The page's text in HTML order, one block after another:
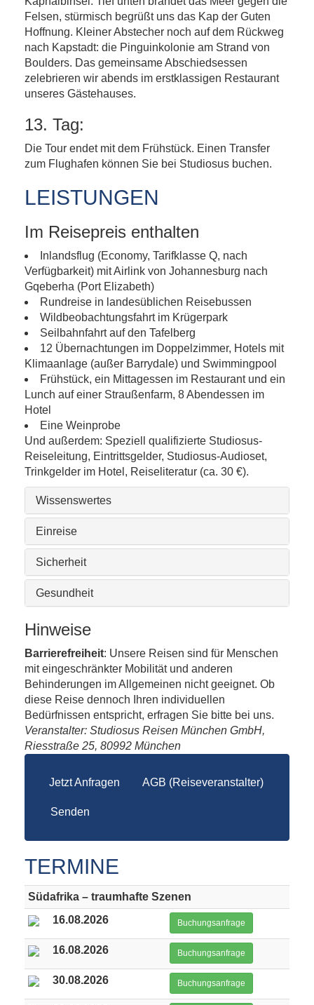
Felsen, stürmisch begrüßt uns das Kap der Guten
Hoffnung. Kleiner Abstecher noch auf dem Rückweg
nach Kapstadt: die Pinguinkolonie am Strand von
Boulders. Das gemeinsame Abschiedsessen
zelebrieren wir abends im erstklassigen Restaurant
unseres Gästehauses.
13. Tag:
Die Tour endet mit dem Frühstück. Einen Transfer
zum Flughafen können Sie bei Studiosus buchen.
LEISTUNGEN
Im Reisepreis enthalten
Inlandsflug (Economy, Tarifklasse Q, nach
Verfügbarkeit) mit Airlink von Johannesburg nach
Gqeberha (Port Elizabeth)
Rundreise in landesüblichen Reisebussen
Wildbeobachtungsfahrt im Krügerpark
Seilbahnfahrt auf den Tafelberg
12 Übernachtungen im Doppelzimmer, Hotels mit
Klimaanlage (außer Barrydale) und Swimmingpool
Frühstück, ein Mittagessen im Restaurant und ein
Lunch auf einer Straußenfarm, 8 Abendessen im
Hotel
Eine Weinprobe
Und außerdem: Speziell qualifizierte Studiosus-
Reiseleitung, Eintrittsgelder, Studiosus-Audioset,
Trinkgelder im Hotel, Reiseliteratur (ca. 30 €).
Wissenswertes
Einreise
Sicherheit
Gesundheit
Hinweise
Barrierefreiheit: Unsere Reisen sind für Menschen
mit eingeschränkter Mobilität und anderen
Behinderungen im Allgemeinen nicht geeignet. Ob
diese Reise dennoch Ihren individuellen
Bedürfnissen entspricht, erfragen Sie bitte bei uns.
Veranstalter: Studiosus Reisen München GmbH,
Riesstraße 25, 80992 München
Jetzt Anfragen AGB (Reiseveranstalter)
Senden
TERMINE
Südafrika – traumhafte Szenen
16.08.2026
Buchungsanfrage
16.08.2026 Buchungsanfrage
30.08.2026 Buchungsanfrage